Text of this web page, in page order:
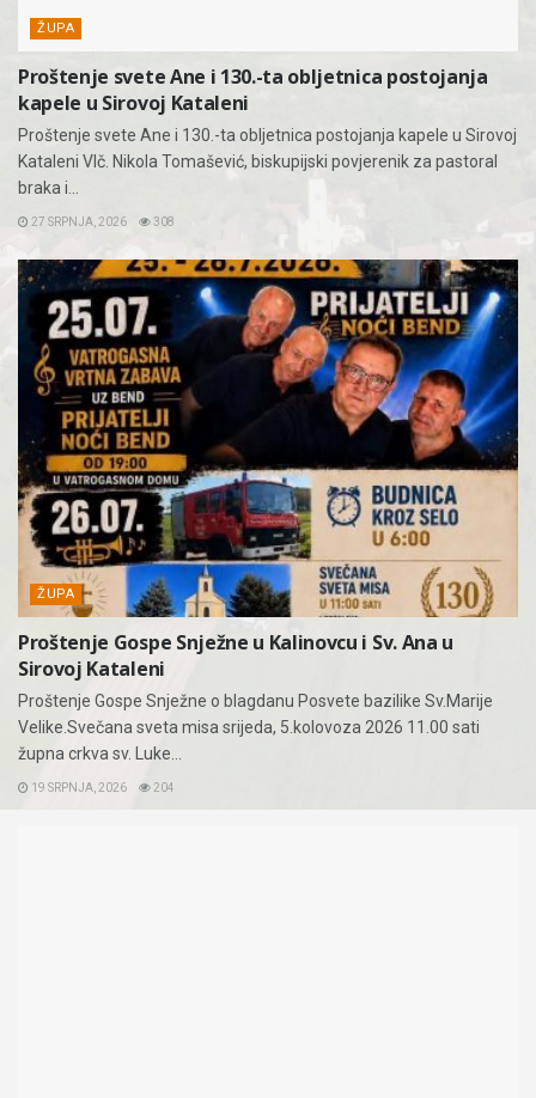
ŽUPA
Proštenje svete Ane i 130.-ta obljetnica postojanja
kapele u Sirovoj Kataleni
Proštenje svete Ane i 130.-ta obljetnica postojanja kapele u Sirovoj
Kataleni Vlč. Nikola Tomašević, biskupijski povjerenik za pastoral
braka i...
27 SRPNJA, 2026 308
ŽUPA
Proštenje Gospe Snježne u Kalinovcu i Sv. Ana u
Sirovoj Kataleni
Proštenje Gospe Snježne o blagdanu Posvete bazilike Sv.Marije
Velike.Svečana sveta misa srijeda, 5.kolovoza 2026 11.00 sati
župna crkva sv. Luke...
19 SRPNJA, 2026 204